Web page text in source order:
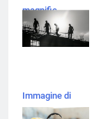
magnific
Immagine di
freepik